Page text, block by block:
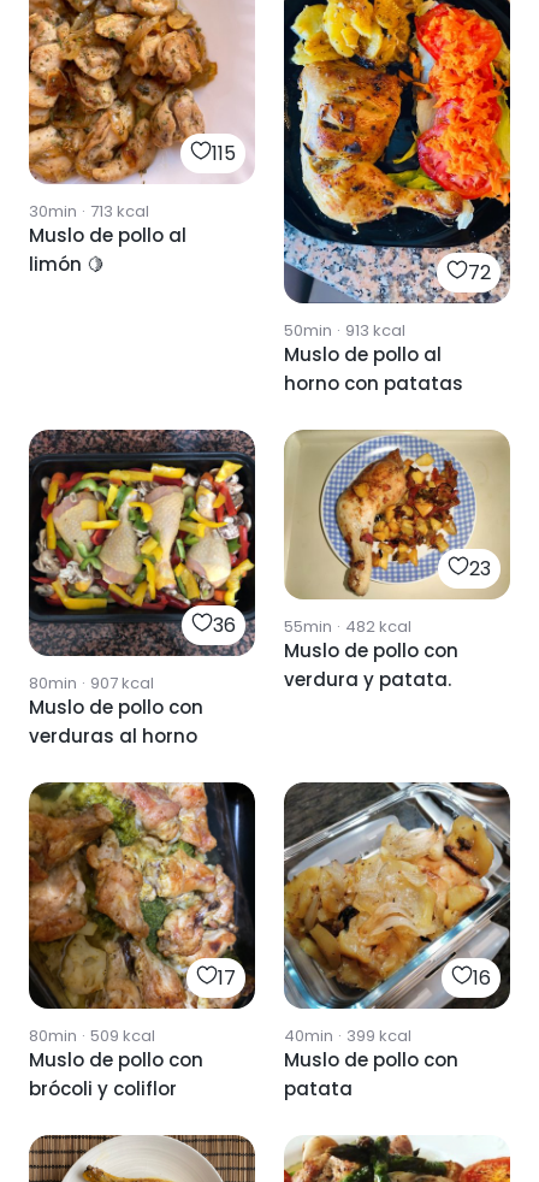
115
30min · 713 kcal
Muslo de pollo al
limón 🍋
72
50min · 913 kcal
Muslo de pollo al
horno con patatas
36
80min · 907kcal
Muslo de pollo con
verduras al horno
23
55min · 482kcal
Muslo de pollo con
verdura y patata.
17
80min · 509 kcal
Muslo de pollo con
brócoli y coliflor
16
40min · 399 kcal
Muslo de pollo con
patata